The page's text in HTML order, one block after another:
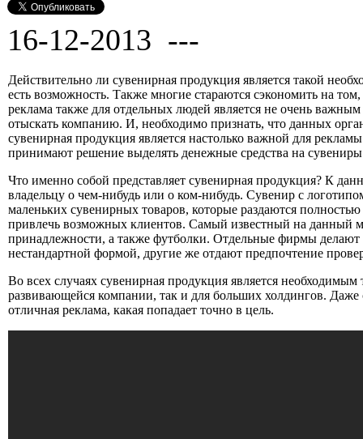
16-12-2013 ---
Действительно ли сувенирная продукция является такой
есть возможность. Также многие стараются сэкономить на
реклама также для отдельных людей является не очень
отыскать компанию. И, необходимо признать, что данных
сувенирная продукция является настолько важной для
принимают решение выделять денежные средства на
Что именно собой представляет сувенирная продукция? К
владельцу о чем-нибудь или о ком-нибудь. Сувенир с
маленьких сувенирных товаров, которые раздаются полностью
привлечь возможных клиентов. Самый известный на данный
принадлежности, а также футболки. Отдельные фирмы делают
нестандартной формой, другие же отдают предпочтение
Во всех случаях сувенирная продукция является
развивающейся компании, так и для больших холдингов.
отличная реклама, какая попадает точно в цель.